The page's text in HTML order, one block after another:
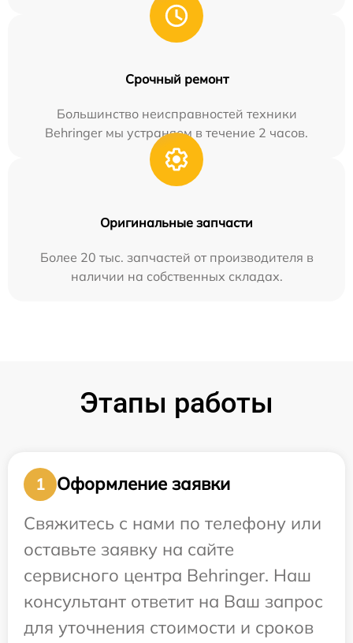
Срочный ремонт
Большинство неисправностей техники
Behringer мы устраняем в течение 2 часов.
Оригинальные запчасти
Более 20 тыс. запчастей от производителя в
наличии на собственных складах.
Этапы работы
1
Оформление заявки
Свяжитесь с нами по телефону или
оставьте заявку на сайте
сервисного центра Behringer. Наш
консультант ответит на Ваш запрос
для уточнения стоимости и сроков